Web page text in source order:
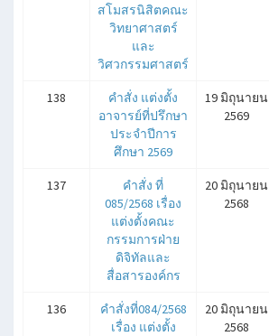
สโมสรนิสิตคณะ
วิทยาศาสตร์
และ
วิศวกรรมศาสตร์
138
คำสั่ง แต่งตั้ง
อาจารย์ที่ปรึกษา
ประจำปีการ
ศึกษา 2569
19 มิถุนายน
2569
137
คำสั่ง ที่
085/2568 เรื่อง
แต่งตั้งคณะ
กรรมการฝ่าย
ดิจิทัลและ
สื่อสารองค์กร
20 มิถุนายน
2568
136
คำสั่งที่084/2568
เรื่อง แต่งตั้ง
20 มิถุนายน
2568